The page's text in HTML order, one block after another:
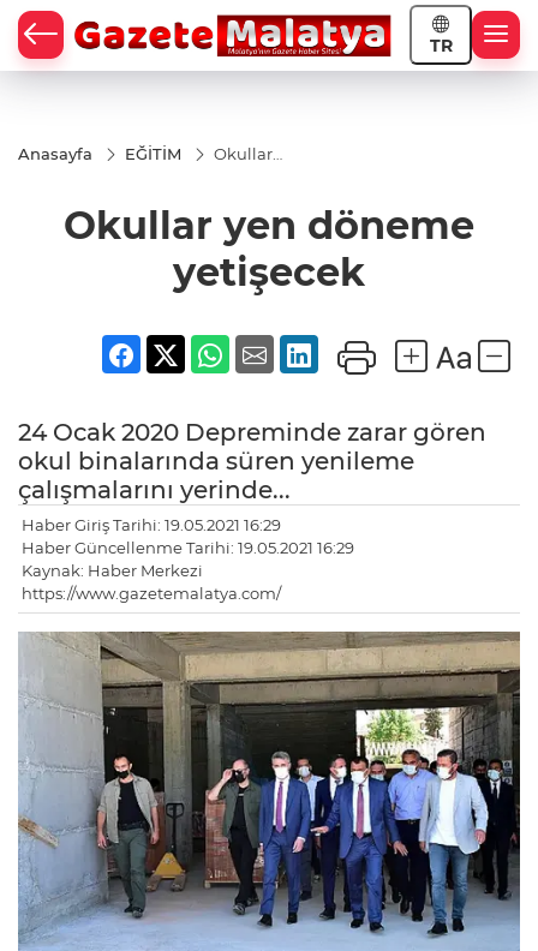
TR
Anasayfa EĞİTİM
Okullar
Okullar yen döneme
yetişecek
24 Ocak 2020 Depreminde zarar gören
okul binalarında süren yenileme
çalışmalarını yerinde...
Haber Giriş Tarihi: 19.05.2021 16:29
Haber Güncellenme Tarihi: 19.05.2021 16:29
Kaynak: Haber Merkezi
https://www.gazetemalatya.com/